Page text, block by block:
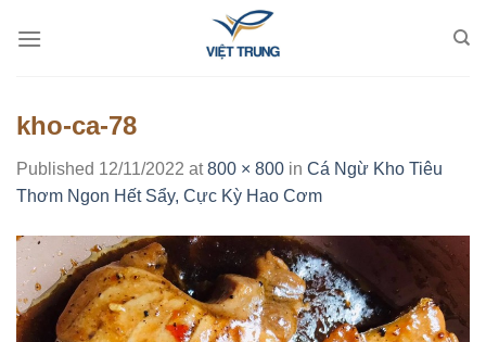
kho-ca-78
Published 12/11/2022 at800 × 800 in Cá Ngừ Kho Tiêu
Thơm Ngon Hết Sẩy, Cực Kỳ Hao Cơm